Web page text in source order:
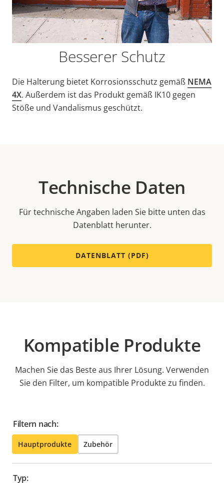
Besserer Schutz
Die Halterung bietet Korrosionsschutz gemäß NEMA
4X. Außerdem ist das Produkt gemäß IK10 gegen
Stöße und Vandalismus geschützt.
Technische Daten
Für technische Angaben laden Sie bitte unten das
Datenblatt herunter.
DATENBLATT (PDF)
Kompatible Produkte
Machen Sie das Beste aus Ihrer Lösung. Verwenden
Sie den Filter, um kompatible Produkte zu finden.
Filtern nach:
Hauptprodukte Zubehör
Typ: